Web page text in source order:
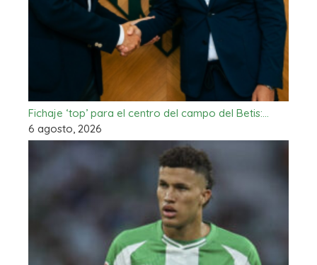
Fichaje ‘top’ para el centro del campo del Betis:…
6 agosto, 2026